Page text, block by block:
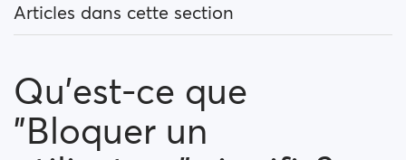
Articles dans cette section
Comment puis-je modifier mon emplacement, et
comment fonctionne cette option ?
Qu'est-ce que "Bloquer un utilisateur" signifie?
Qu'est-ce que
"Bloquer un